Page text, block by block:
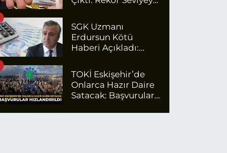
SGK Uzmanı
Erdursun Kötü
Haberi Açıkladı:
İçin Net Rakam
TOKİ Eskişehir’de
Onlarca Hazır Daire
Satacak: Başvurular